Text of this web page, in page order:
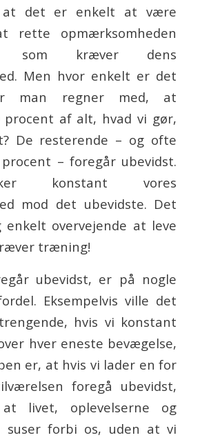
at det er enkelt at være
rette opmærksomheden
som kræver dens
Men hvor enkelt er det
man regner med, at
procent af alt, hvad vi gør,
De resterende – og ofte
– foregår ubevidst.
konstant vores
mod det ubevidste. Det
overvejende at leve
træning!
ubevidst, er på nogle
Eksempelvis ville det
hvis vi konstant
hver eneste bevægelse,
er, at hvis vi lader en for
foregå ubevidst,
livet, oplevelserne og
suser forbi os, uden at vi